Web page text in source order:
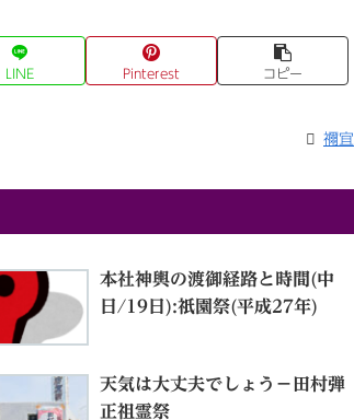
LINE Pinterest コピー
禰宜
本社神輿の渡御経路と時間(中
日/19日):祇園祭(平成27年)
天気は大丈夫でしょう－田村弾
正祖霊祭